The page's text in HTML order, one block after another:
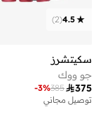
4.5
(
2
)
سكيتشرز
جو ووك
375
385
-3%
توصيل مجاني